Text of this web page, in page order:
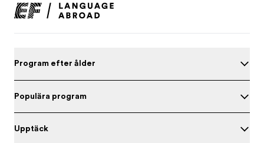
Program efter ålder
Populära program
Upptäck